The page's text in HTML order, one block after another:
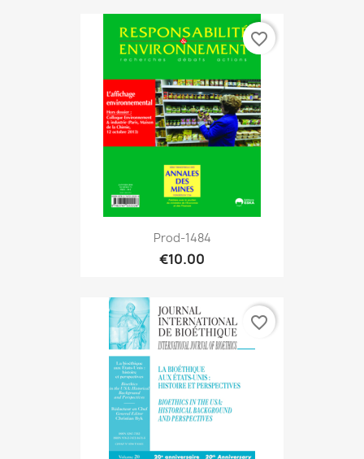
Prod-1484
€10.00
favorite_border
favorite_border